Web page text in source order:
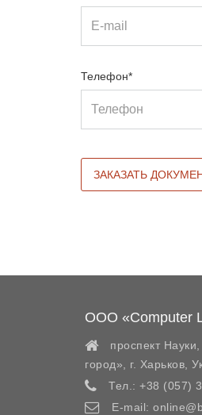
Телефон*
ООО «Computer
проспект
город»,
г. Харьков
Тел.: +38 (057)
E-mail: